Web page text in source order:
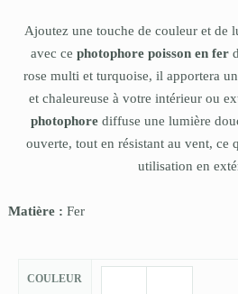
Ajoutez une touche de couleur et de
avec ce photophore poisson en fer
rose multi et turquoise, il apportera
et chaleureuse à votre intérieur ou
photophorediffuse une lumière
ouverte, tout en résistant au vent, ce
utilisation en
Matière : Fer
COULEUR